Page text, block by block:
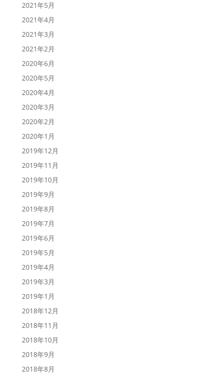
2021年5月
2021年4月
2021年3月
2021年2月
2020年6月
2020年5月
2020年4月
2020年3月
2020年2月
2020年1月
2019年12月
2019年11月
2019年10月
2019年9月
2019年8月
2019年7月
2019年6月
2019年5月
2019年4月
2019年3月
2019年1月
2018年12月
2018年11月
2018年10月
2018年9月
2018年8月